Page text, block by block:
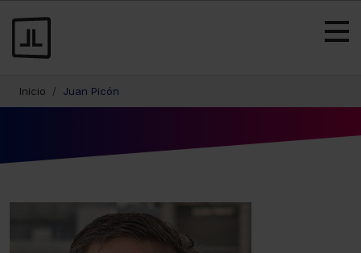
Inicio Juan Picón